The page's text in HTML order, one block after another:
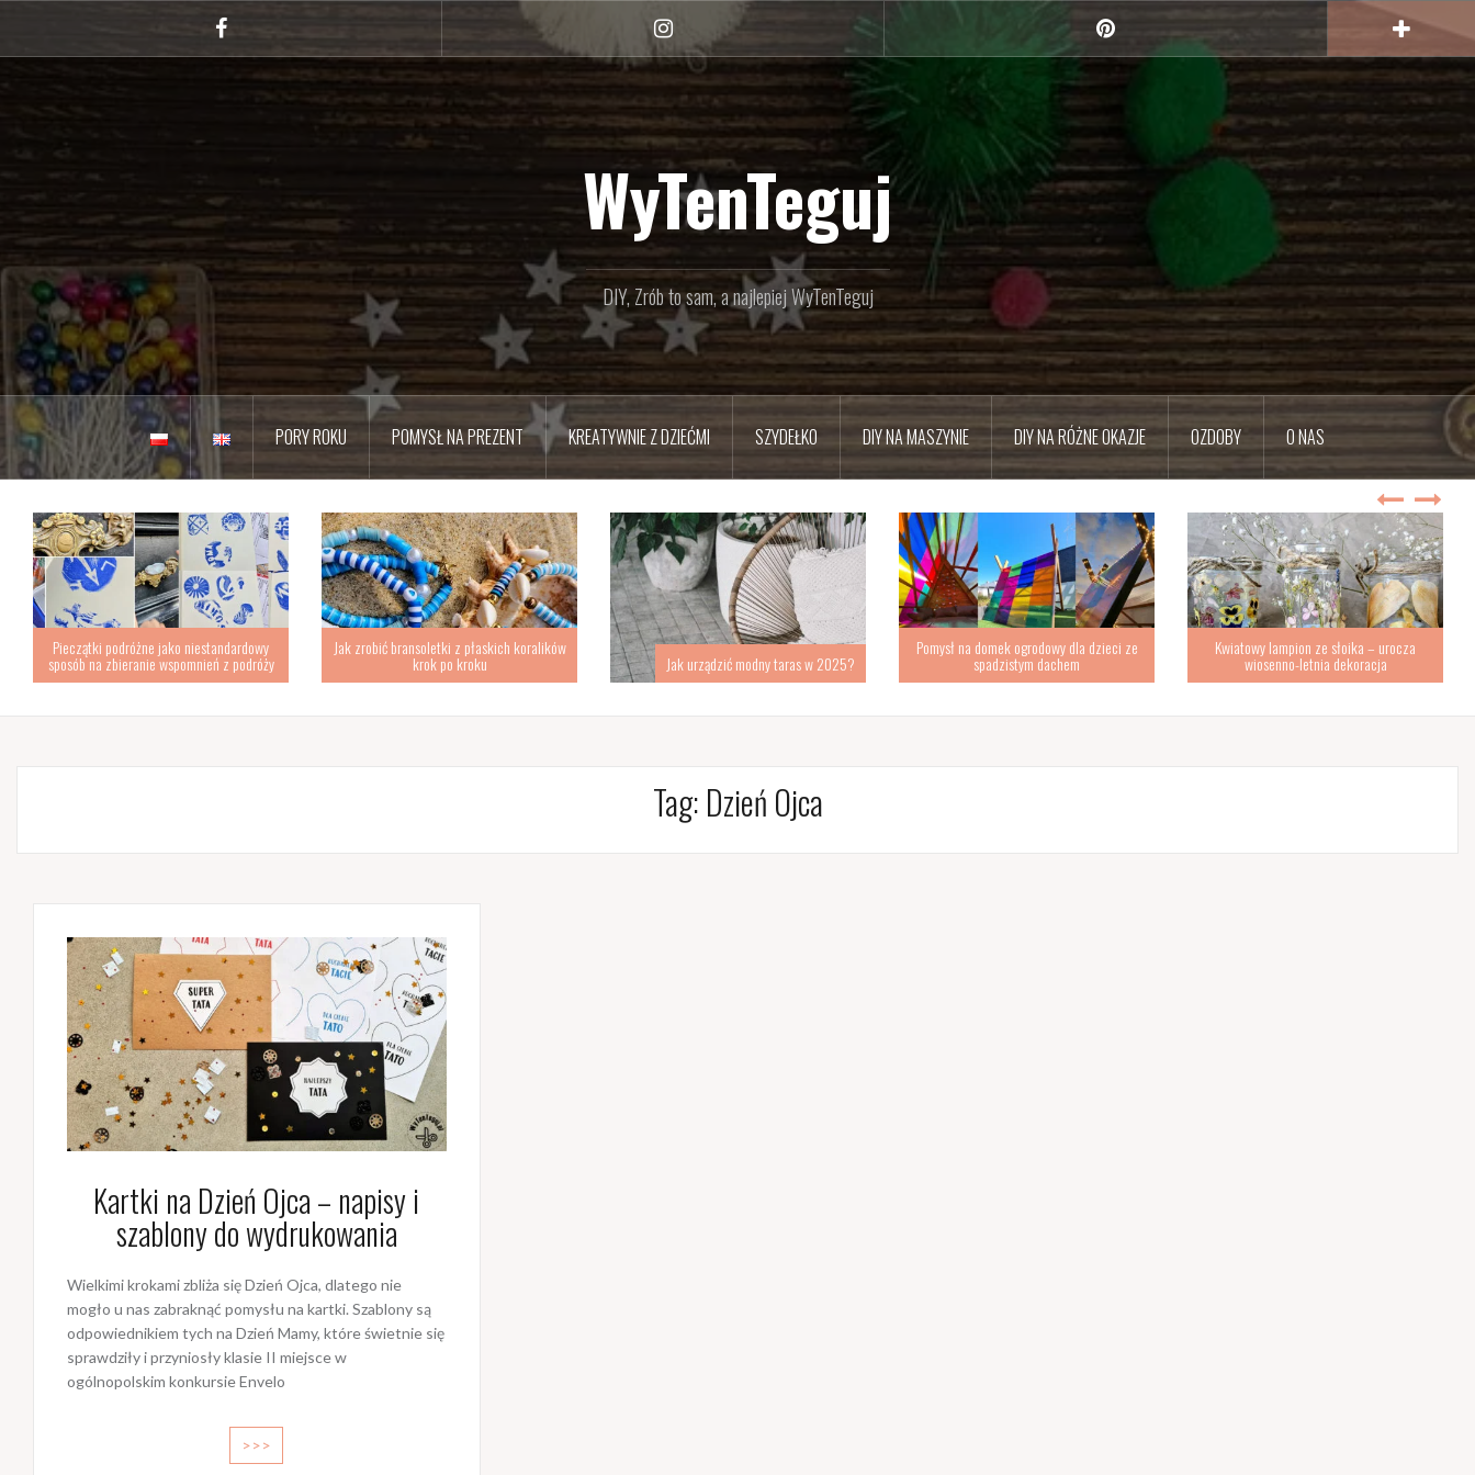
treści
Instagram
WyTenTeguj
DIY, Zrób to sam, a najlepiej WyTenTeguj
PORY ROKU POMYSŁ NA PREZENT KREATYWNIE Z DZIEĆMI SZYDEŁKO DIY NA MASZYNIE DIY NA RÓŻNE OKAZJE OZDOBY O NAS
Pieczątki podróżne jako niestandardowy
sposób na zbieranie wspomnień z podróży
Jak zrobić bransoletki z płaskich koralików
krok po kroku Jak urządzić modny taras w 2025?
Pomysł na domek ogrodowy dla dzieci ze
spadzistym dachem
Kwiatowy lampion ze słoika – urocza
wiosenno-letnia dekoracja
Tag: Dzień Ojca
Kartki na Dzień Ojca – napisy i
szablony do wydrukowania
Wielkimi krokami zbliża się Dzień Ojca, dlatego nie
mogło u nas zabraknąć pomysłu na kartki. Szablony są
odpowiednikiem tych na Dzień Mamy, które świetnie się
sprawdziły i przyniosły klasie II miejsce w
ogólnopolskim konkursie Envelo
>>>